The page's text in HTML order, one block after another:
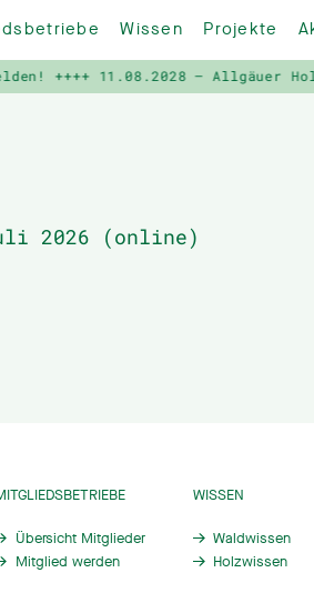
Wissen Projekte
++++11.08.2028 – Allgäuer
2026 (online)
Übersicht Mitglieder
Mitglied werden
WISSEN
Waldwissen
Holzwissen